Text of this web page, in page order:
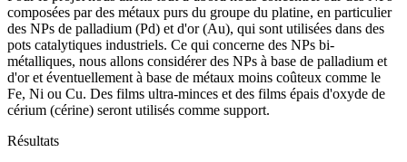
composées par des métaux purs du groupe du platine, en particulier
des NPs de palladium (Pd) et d'or (Au), qui sont utilisées dans des
pots catalytiques industriels. Ce qui concerne des NPs bi-
métalliques, nous allons considérer des NPs à base de palladium et
d'or et éventuellement à base de métaux moins coûteux comme le
Fe, Ni ou Cu. Des films ultra-minces et des films épais d'oxyde de
cérium (cérine) seront utilisés comme support.
Résultats